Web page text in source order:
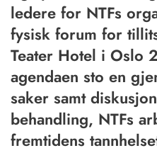
ledere for NTFs
fysisk forum for
Teater Hotel i Oslo
agendaen sto en
saker samt
behandling, NTFs
fremtidens